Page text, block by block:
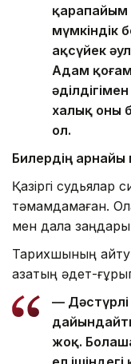
мүмкіндік
ақсүйек
Адам қоғам
халық оны
ол.
Билердің арнайы
Қазіргі судьялар
тәмамдамаған. Олар
мен дала
Тарихшының
қазақтың әдет-
—
жоқ.